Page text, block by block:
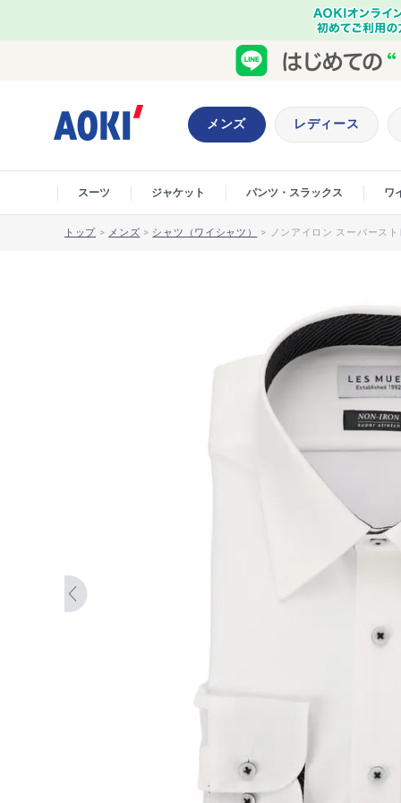
メンズ レディース
スーツ ジャケット パンツ・スラックス ワ
トップ > メンズ > シャツ（ワイシャツ） > ノンアイロン スーパース